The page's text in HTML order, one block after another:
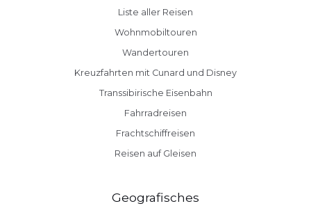
Liste aller Reisen
Wohnmobiltouren
Wandertouren
Kreuzfahrten mit Cunard und Disney
Transsibirische Eisenbahn
Fahrradreisen
Frachtschiffreisen
Reisen auf Gleisen
Geografisches